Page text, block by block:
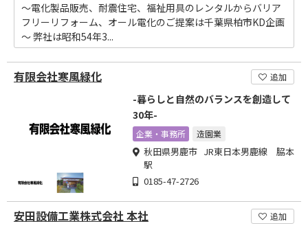
～電化製品販売、耐震住宅、福祉用具のレンタルからバリア
フリーリフォーム、オール電化のご提案は千葉県柏市KD企画
～ 弊社は昭和54年3...
有限会社寒風緑化 追加
-暮らしと自然のバランスを創造して
30年-
企業・事務所 造園業
秋田県男鹿市 JR東日本男鹿線 脇本
駅
0185-47-2726
安田設備工業株式会社 本社 追加